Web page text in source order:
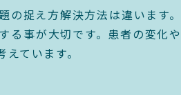
捉え方解決方法は違います
る事が大切です。患者の変化
ています。